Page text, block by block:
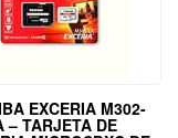
EXCERIA M302-
– TARJETA DE